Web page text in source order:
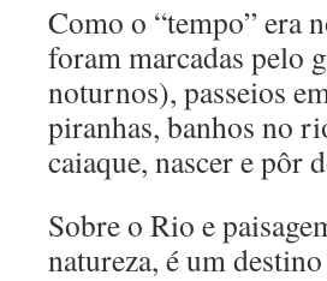
Como o “tempo” era
foram marcadas pelo
noturnos), passeios
piranhas, banhos no
caiaque, nascer e pôr
Sobre o Rio e
natureza, é um